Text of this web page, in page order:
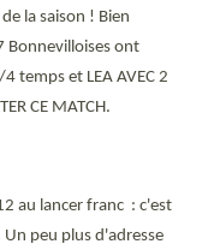
la saison ! Bien
Bonnevilloises ont
temps et LEA AVEC 2
CE MATCH.
au lancer franc : c'est
peu plus d'adresse